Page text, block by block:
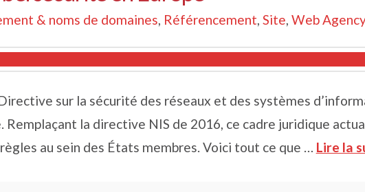
& noms de domaines, Référencement,Site,Web
sur la sécurité des réseaux et des systèmes
la directive NIS de 2016, ce cadre juridique
au sein des États membres. Voici tout ce que … Lire la